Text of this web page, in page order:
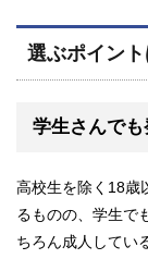
選ぶポイント
学生さんでも
高校生を除く18歳
るものの、学生で
ちろん成人してい